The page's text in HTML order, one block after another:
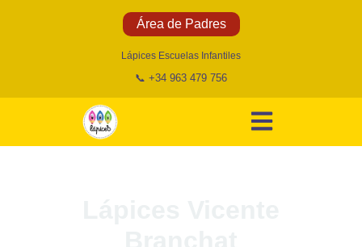
Área de Padres
Lápices Escuelas Infantiles
📞 +34 963 479 756